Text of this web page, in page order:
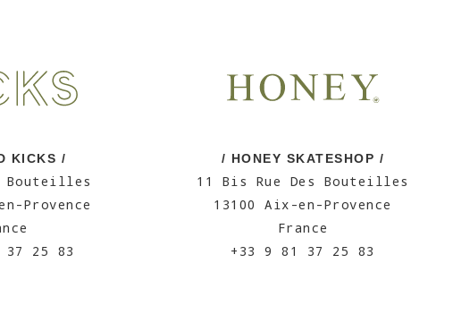
KICKS /
Bouteilles
Provence
37 25 83
/ HONEY SKATESHOP /
11 Bis Rue Des Bouteilles
13100 Aix-en-Provence
France
+33 9 81 37 25 83